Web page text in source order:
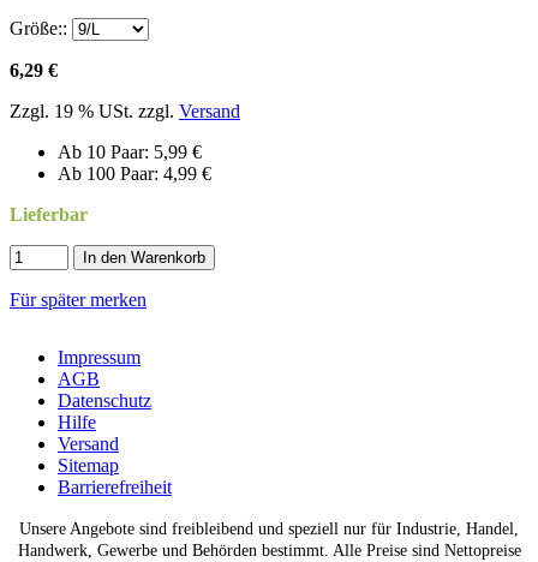
Größe::
6,29 €
Zzgl. 19 % USt. zzgl. Versand
Ab 10 Paar: 5,99 €
Ab 100 Paar: 4,99 €
Lieferbar
In den Warenkorb
Für später merken
Impressum
AGB
Datenschutz
Hilfe
Versand
Sitemap
Barrierefreiheit
Unsere Angebote sind freibleibend und speziell nur für Industrie, Handel,
Handwerk, Gewerbe und Behörden bestimmt. Alle Preise sind Nettopreise